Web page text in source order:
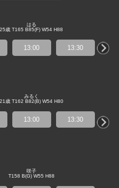
はる
25歳 T165 B85(F) W54 H88
13:00 13:30
みるく
21歳 T162 B82(B) W54 H80
13:00 13:30
咲子
T158 B(G) W55 H88